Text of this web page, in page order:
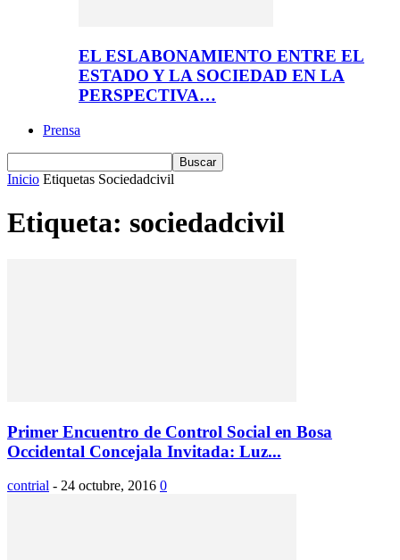
EL ESLABONAMIENTO ENTRE EL
ESTADO Y LA SOCIEDAD EN LA
PERSPECTIVA…
Prensa
Inicio Etiquetas Sociedadcivil
Etiqueta: sociedadcivil
Primer Encuentro de Control Social en Bosa
Occidental Concejala Invitada: Luz...
contrial - 24 octubre, 2016 0